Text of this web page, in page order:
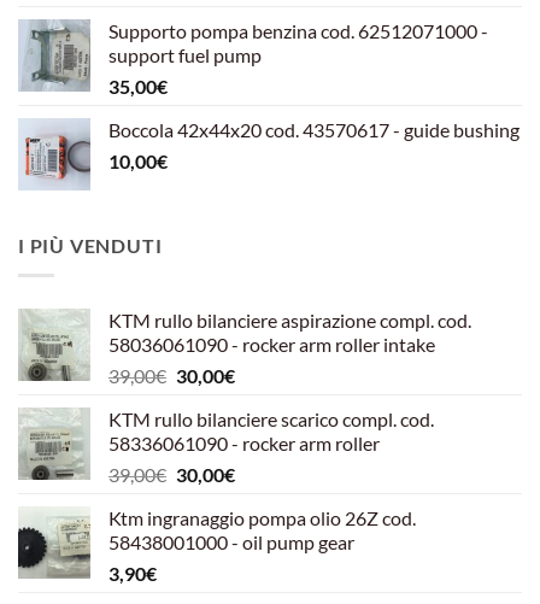
era:
599,00€.
è:
540,00€.
Supporto pompa benzina cod. 62512071000 -
support fuel pump
35,00€
Boccola 42x44x20 cod. 43570617 - guide bushing
10,00€
I PIÙ VENDUTI
KTM rullo bilanciere aspirazione compl. cod.
58036061090 - rocker arm roller intake
39,00€ Il
originale
era:
39,00€.
30,00€Il
attuale
è:
30,00€.
KTM rullo bilanciere scarico compl. cod.
58336061090 - rocker arm roller
39,00€ Il
originale
era:
30,00€Il
attuale
è:
Ktm ingranaggio pompa olio 26Z cod.
58438001000 - oil pump gear
3,90€